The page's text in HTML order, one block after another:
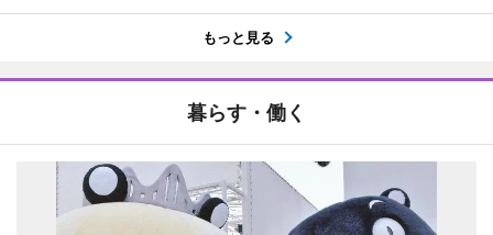
もっと見る
暮らす・働く